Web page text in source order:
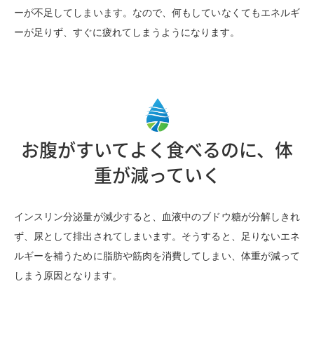
ーが不足してしまいます。なので、何もしていなくてもエネルギ
ーが足りず、すぐに疲れてしまうようになります。
お腹がすいてよく食べるのに、体
重が減っていく
インスリン分泌量が減少すると、血液中のブドウ糖が分解しきれ
ず、尿として排出されてしまいます。そうすると、足りないエネ
ルギーを補うために脂肪や筋肉を消費してしまい、体重が減って
しまう原因となります。